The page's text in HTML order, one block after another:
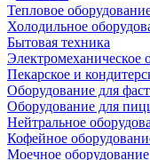
Тепловое
Холодильное
Бытовая техника
Электромеханическое
Пекарское и
Оборудование для
Оборудование для
Нейтральное
Кофейное
Моечное оборудование